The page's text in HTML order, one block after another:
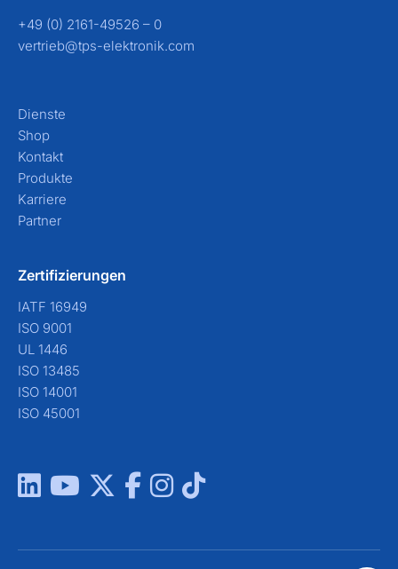
+49 (0) 2161-49526 – 0
vertrieb@tps-elektronik.com
Dienste
Shop
Kontakt
Produkte
Karriere
Partner
Zertifizierungen
IATF 16949
ISO 9001
UL 1446
ISO 13485
ISO 14001
ISO 45001